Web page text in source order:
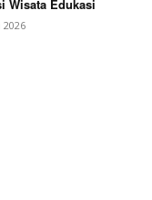
Wisata Edukasi
2026